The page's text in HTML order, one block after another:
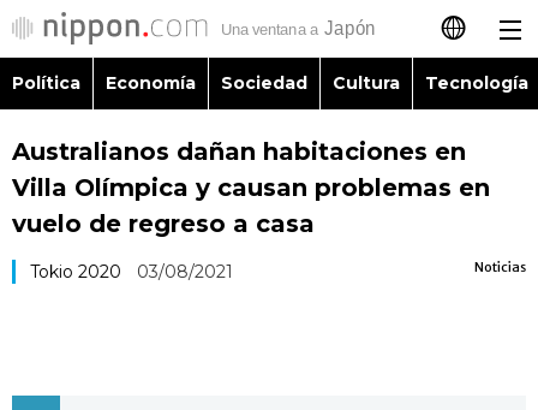
日本語
English
Política
Política Economía Sociedad Cultura Tecnología
Australianos dañan habitaciones en
Villa Olímpica y causan problemas en
vuelo de regreso a casa
Noticias
Tokio 2020 03/08/2021